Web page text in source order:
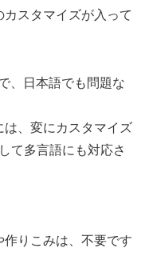
スタマイズが入って
、日本語でも問題な
、変にカスタマイズ
て多言語にも対応さ
りこみは、不要です